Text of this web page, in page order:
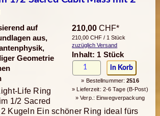
210,00 CHF*
210,00 CHF / 1 Stück
zuzüglich Versand
Inhalt: 1 Stück
» Bestellnummer:2516
» Lieferzeit: 2-6 Tage (B-Post)
» Verp.: Einwegverpackung
auf
aus,
Geometrie
Life Ring
1/2 Sacred
Kugeln Ein schöner Ring ideal fürs